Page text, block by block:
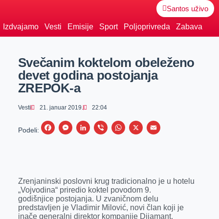
Santos uživo
Izdvajamo Vesti Emisije Sport Poljoprivreda Zabava
Svečanim koktelom obeleženo
devet godina postojanja
ZREPOK-a
Vesti 21. januar 2019. 22:04
Podeli:
F
b
o
o
M
e
n
g
L
e
d
I
V
r
W
s
A
p
X
E
l
Zrenjaninski poslovni krug tradicionalno je u hotelu
„Vojvodina“ priredio koktel povodom 9.
godišnjice postojanja. U zvaničnom delu
predstavljen je Vladimir Milović, novi član koji je
inače generalni direktor kompanije Dijamant.